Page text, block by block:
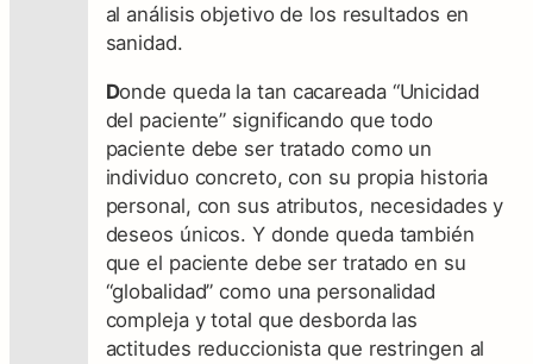
al análisis objetivo de los resultados en
sanidad.
Donde queda la tan cacareada “Unicidad
del paciente” significando que todo
paciente debe ser tratado como un
individuo concreto, con su propia historia
personal, con sus atributos, necesidades y
deseos únicos. Y donde queda también
que el paciente debe ser tratado en su
“globalidad” como una personalidad
compleja y total que desborda las
actitudes reduccionista que restringen al